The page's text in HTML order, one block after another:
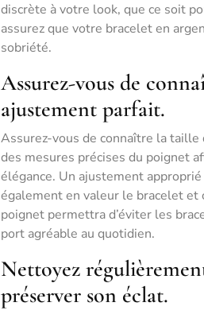
discrète à votre look, que ce soit
assurez que votre bracelet en
sobriété.
Assurez-vous de
ajustement parfait.
Assurez-vous de connaître la
des mesures précises du poignet
élégance. Un ajustement
également en valeur le bracelet
poignet permettra d’éviter les
port agréable au quotidien.
Nettoyez
préserver son éclat.